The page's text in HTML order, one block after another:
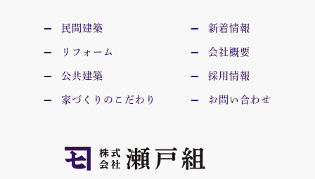
民間建築
リフォーム
公共建築
家づくりのこだわり
新着情報
会社概要
採用情報
お問い合わせ